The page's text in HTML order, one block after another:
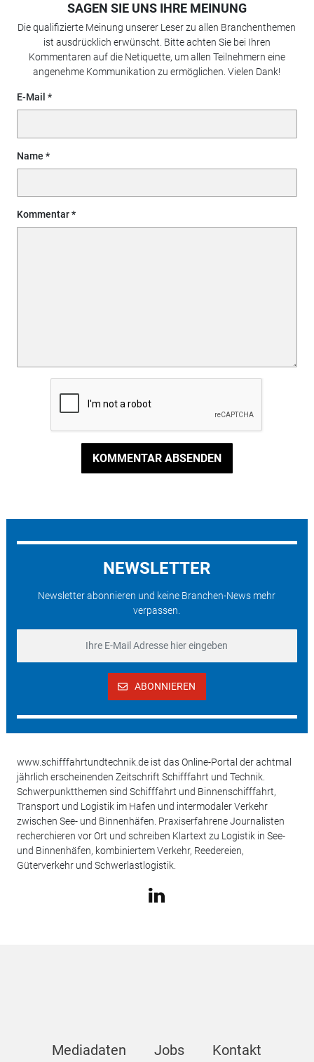
SAGEN SIE UNS IHRE MEINUNG
Die qualifizierte Meinung unserer Leser zu allen Branchenthemen
ist ausdrücklich erwünscht. Bitte achten Sie bei Ihren
Kommentaren auf die Netiquette, um allen Teilnehmern eine
angenehme Kommunikation zu ermöglichen. Vielen Dank!
E-Mail
Name
Kommentar
KOMMENTAR ABSENDEN
NEWSLETTER
Newsletter abonnieren und keine Branchen-News mehr
verpassen.
ABONNIEREN
www.schifffahrtundtechnik.de ist das Online-Portal der achtmal
jährlich erscheinenden Zeitschrift Schifffahrt und Technik.
Schwerpunktthemen sind Schifffahrt und Binnenschifffahrt,
Transport und Logistik im Hafen und intermodaler Verkehr
zwischen See- und Binnenhäfen. Praxiserfahrene Journalisten
recherchieren vor Ort und schreiben Klartext zu Logistik in See-
und Binnenhäfen, kombiniertem Verkehr, Reedereien,
Güterverkehr und Schwerlastlogistik.
Mediadaten Jobs Kontakt